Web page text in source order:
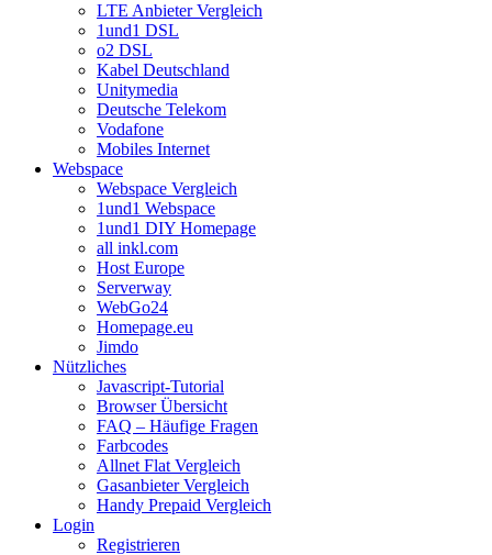
LTE Anbieter Vergleich
1und1 DSL
o2 DSL
Kabel Deutschland
Unitymedia
Deutsche Telekom
Vodafone
Mobiles Internet
Webspace
Webspace Vergleich
1und1 Webspace
1und1 DIY Homepage
all inkl.com
Host Europe
Serverway
WebGo24
Homepage.eu
Jimdo
Nützliches
Javascript-Tutorial
Browser Übersicht
FAQ – Häufige Fragen
Farbcodes
Allnet Flat Vergleich
Gasanbieter Vergleich
Handy Prepaid Vergleich
Login
Registrieren